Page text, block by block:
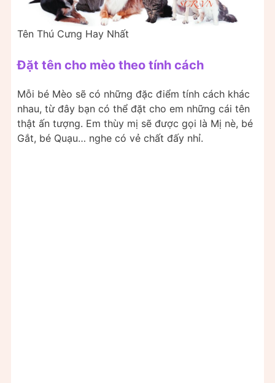
Tên Thú Cưng Hay Nhất
Đặt tên cho mèo theo tính cách
Mỗi bé Mèo sẽ có những đặc điểm tính cách khác
nhau, từ đây bạn có thể đặt cho em những cái tên
thật ấn tượng. Em thùy mị sẽ được gọi là Mị nè, bé
Gắt, bé Quạu… nghe có vẻ chất đấy nhỉ.